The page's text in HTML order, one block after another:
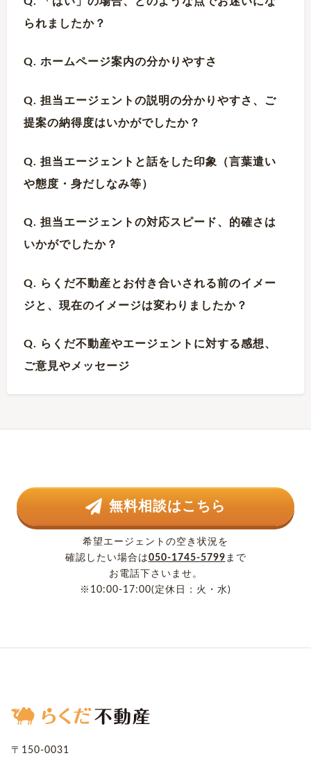
られましたか？
Q. ホームページ案内の分かりやすさ
Q. 担当エージェントの説明の分かりやすさ、ご
提案の納得度はいかがでしたか？
Q. 担当エージェントと話をした印象（言葉遣い
や態度・身だしなみ等）
Q. 担当エージェントの対応スピード、的確さは
いかがでしたか？
Q. らくだ不動産とお付き合いされる前のイメー
ジと、現在のイメージは変わりましたか？
Q. らくだ不動産やエージェントに対する感想、
ご意見やメッセージ
無料相談はこちら
希望エージェントの空き状況を
確認したい場合は050-1745-5799 まで
お電話下さいませ。
※10:00-17:00(定休日：火・水)
〒150-0031